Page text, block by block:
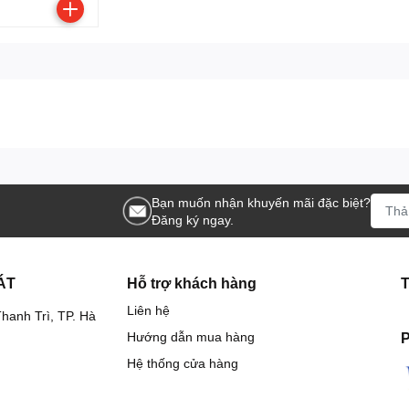
Bạn muốn nhận khuyến mãi đặc biệt?
Đăng ký ngay.
Trì, TP. Hà
Hỗ trợ khách hàng
Liên hệ
Hướng dẫn mua hàng
Hệ thống cửa hàng